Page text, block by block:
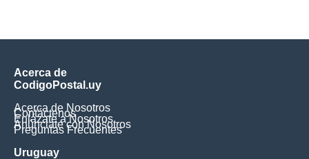
Acerca de
CodigoPostal.uy
Acerca de Nosotros
Contáctenos
Enlázate a Nosotros
Anúnciate con Nosotros
Preguntas Frecuentes
Uruguay